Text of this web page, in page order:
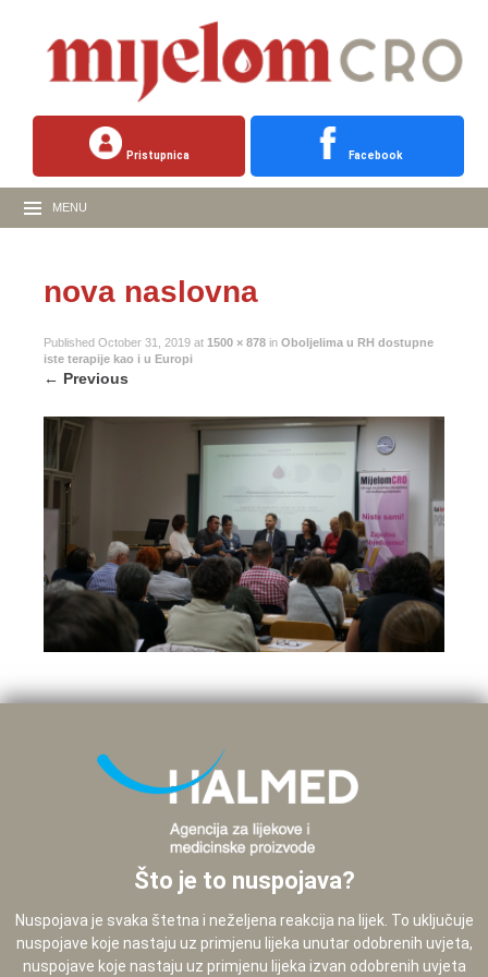
Pristupnica Facebook
MENU
nova naslovna
Published October 31, 2019 at 1500 × 878 in Oboljelima u RH dostupne
iste terapije kao i u Europi
← Previous
Što je to nuspojava?
Nuspojava je svaka štetna i neželjena reakcija na lijek. To uključuje
nuspojave koje nastaju uz primjenu lijeka unutar odobrenih uvjeta,
nuspojave koje nastaju uz primjenu lijeka izvan odobrenih uvjeta